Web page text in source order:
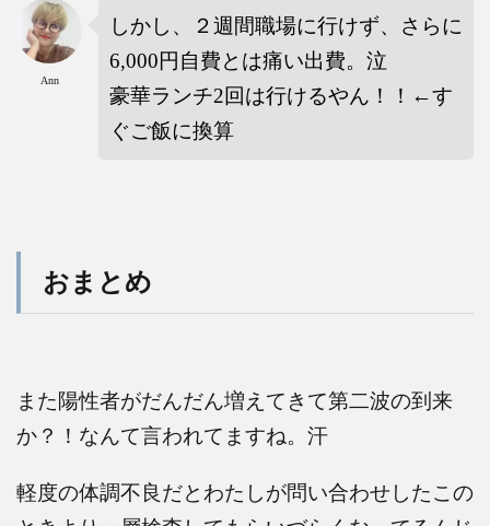
Ann
しかし、２週間職場に行けず、さらに
6,000円自費とは痛い出費。泣
豪華ランチ2回は行けるやん！！ ←す
ぐご飯に換算
おまとめ
また陽性者がだんだん増えてきて第二波の到来
か？！なんて言われてますね。汗
軽度の体調不良だとわたしが問い合わせしたこの